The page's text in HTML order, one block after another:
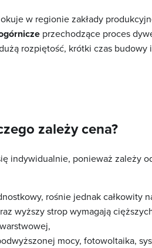
w regionie zakłady
przechodzące proces
rozpiętość, krótki czas
zależy cena?
indywidualnie, ponieważ zależy
rośnie jednak całkowity
wyższy strop wymagają
mocy, fotowoltaika,